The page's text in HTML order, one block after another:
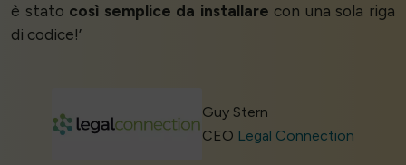
è stato così semplice da installare con una sola riga
di codice!’
Guy Stern
CEO Legal Connection